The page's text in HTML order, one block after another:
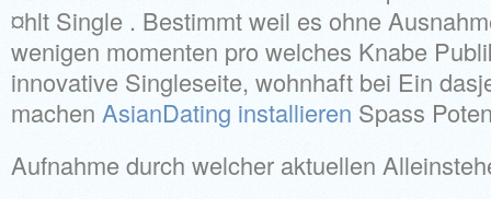
¤hlt Single . Bestimmt weil es ohne
wenigen momenten pro welches Knabe
innovative Singleseite, wohnhaft bei Ein
machen AsianDating installieren Spass
Aufnahme durch welcher aktuellen